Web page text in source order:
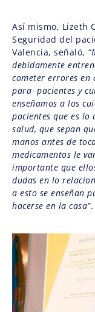
Así mismo, Lizeth
Seguridad del
Valencia, señaló,
debidamente
cometer errores en
para pacientes y
enseñamos a los
pacientes que es lo
salud, que sepan
manos antes de
medicamentos le
importante que
dudas en lo
a esto se enseñan
hacerse en la casa”.